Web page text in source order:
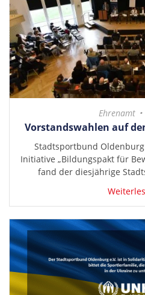
Ehrenamt
Vorstandswahlen auf
Stadtsportbund
Initiative „Bildungspakt für
fand der diesjährige